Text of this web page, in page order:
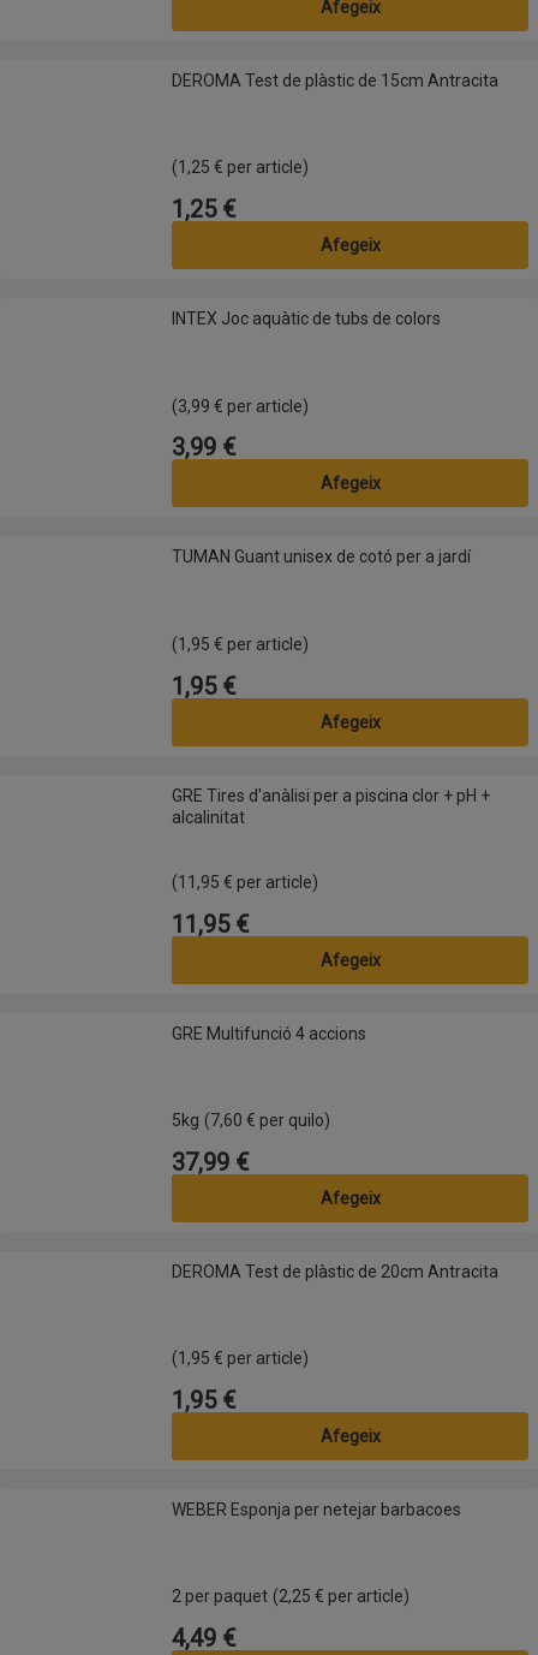
Afegeix
DEROMA Test de plàstic de 15cm AntracitaDEROMA Test de plàstic de 15cm Antracita
(1,25 € per article)
Preu
1,25 €
Afegeix
INTEX Joc aquàtic de tubs de colorsINTEX Joc aquàtic de tubs de colors
(3,99 € per article)
Preu
3,99 €
Afegeix
TUMAN Guant unisex de cotó per a jardíTUMAN Guant unisex de cotó per a jardí
(1,95 € per article)
Preu
1,95 €
Afegeix
GRE Tires d'anàlisi per a piscina clor + pH + alcalinitat
GRE Tires d'anàlisi per a piscina clor + pH +
alcalinitat
(11,95 € per article)
Preu
11,95 €
Afegeix
GRE Multifunció 4 accionsGRE Multifunció 4 accions
5kg (7,60 € per quilo)
Preu
37,99 €
Afegeix
DEROMA Test de plàstic de 20cm AntracitaDEROMA Test de plàstic de 20cm Antracita
(1,95 € per article)
Preu
1,95 €
Afegeix
WEBER Esponja per netejar barbacoesWEBER Esponja per netejar barbacoes
2 per paquet (2,25 € per article)
Preu
4,49 €